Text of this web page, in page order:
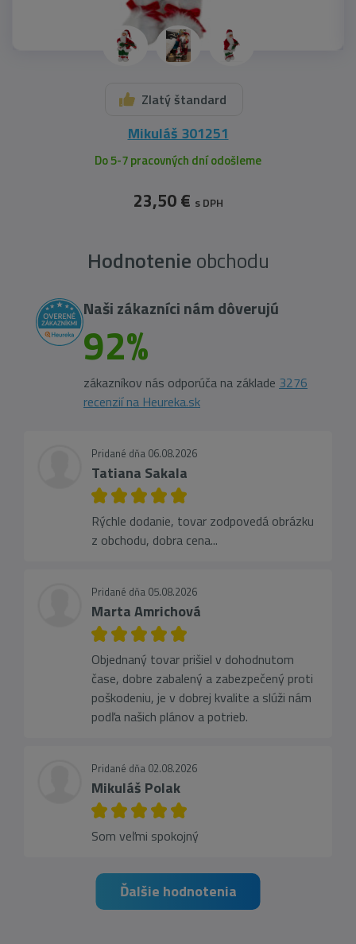
Zlatý štandard
Mikuláš 301251
Do 5-7 pracovných dní odošleme
23,50 € s DPH
Hodnotenie obchodu
Naši zákazníci nám dôverujú
92%
zákazníkov nás odporúča na základe 3276
recenzií na Heureka.sk
Pridané dňa 06.08.2026
Tatiana Sakala
Rýchle dodanie, tovar zodpovedá obrázku
z obchodu, dobra cena...
Pridané dňa 05.08.2026
Marta Amrichová
Objednaný tovar prišiel v dohodnutom
čase, dobre zabalený a zabezpečený proti
poškodeniu, je v dobrej kvalite a slúži nám
podľa našich plánov a potrieb.
Pridané dňa 02.08.2026
Mikuláš Polak
Som veľmi spokojný
Ďalšie hodnotenia